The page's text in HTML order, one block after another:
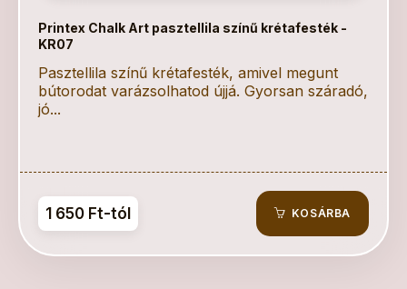
Printex Chalk Art pasztellila színű krétafesték -
KR07
Pasztellila színű krétafesték, amivel megunt
bútorodat varázsolhatod újjá. Gyorsan száradó,
jó...
1 650 Ft-tól KOSÁRBA